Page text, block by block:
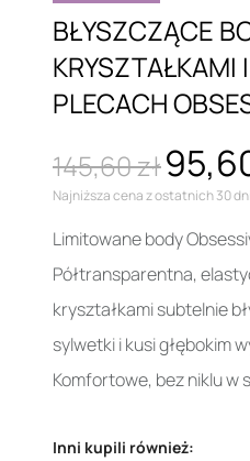
BŁYSZCZĄCE
KRYSZTAŁKAMI
PLECACH
145,60 zł
Najniższa cena z ostatnich 30
Limitowane body
Półtransparentna,
kryształkami subtelnie
sylwetki i kusi głębokim
Komfortowe, bez niklu w
Inni kupili również: